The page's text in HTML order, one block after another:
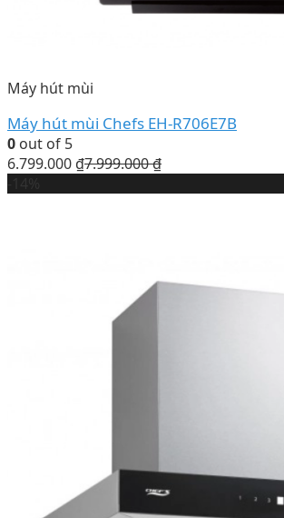
Máy hút mùi
Máy hút mùi Chefs EH-R706E7B
0 out of 5
6.799.000 ₫7.999.000₫